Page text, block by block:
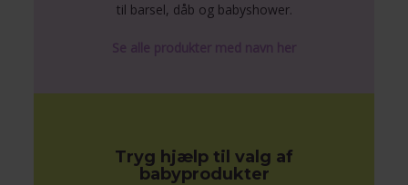
til barsel, dåb og babyshower.
Se alle produkter med navn her
Tryg hjælp til valg af
babyprodukter